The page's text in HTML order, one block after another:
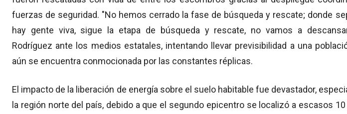
fuerzas de seguridad. "No hemos cerrado la fase de búsqueda y rescate; donde
hay gente viva, sigue la etapa de búsqueda y rescate, no vamos a
Rodríguez ante los medios estatales, intentando llevar previsibilidad a una
aún se encuentra conmocionada por las constantes réplicas.
El impacto de la liberación de energía sobre el suelo habitable fue devastador,
la región norte del país, debido a que el segundo epicentro se localizó a escasos